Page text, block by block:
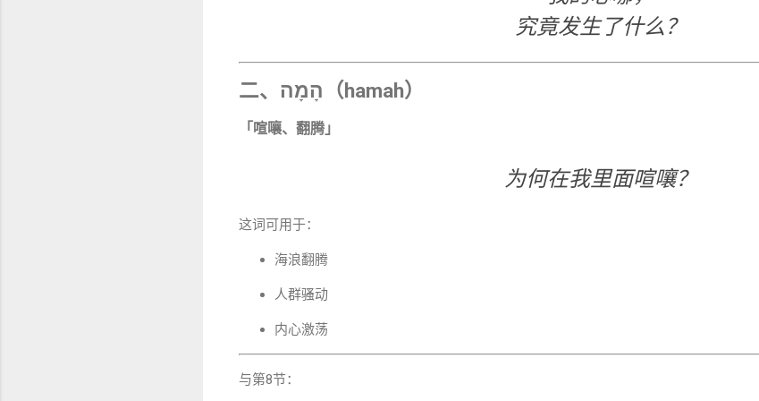
究竟发生了什么？
二、הָמָה（hamah）
「喧嚷、翻腾」
为何在我里面喧嚷？
这词可用于：
海浪翻腾
人群骚动
内心激荡
与第8节：